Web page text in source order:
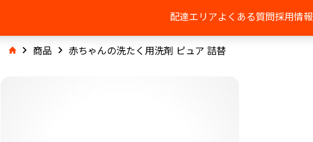
配達エリアよくある質問採用情報
商品 赤ちゃんの洗たく用洗剤 ピュア 詰替